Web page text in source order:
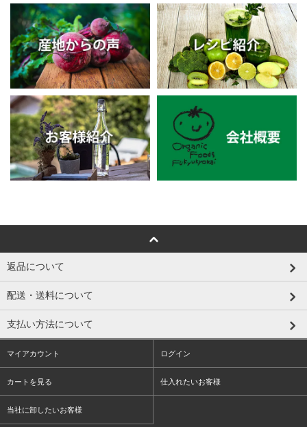
返品について
配送・送料について
支払い方法について
マイアカウント ログイン
カートを見る 仕入れたいお客様
当社に卸したいお客様